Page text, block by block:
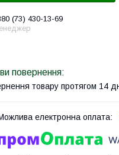
(73) 430-13-69
товару протягом 14